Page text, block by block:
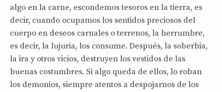
algo en la carne, escondemos tesoros en la tierra, es
decir, cuando ocupamos los sentidos preciosos del
cuerpo en deseos carnales o terrenos, la herrumbre,
es decir, la lujuria, los consume. Después, la soberbia,
la ira y otros vicios, destruyen los vestidos de las
buenas costumbres. Si algo queda de ellos, lo roban
los demonios, siempre atentos a despojarnos de los